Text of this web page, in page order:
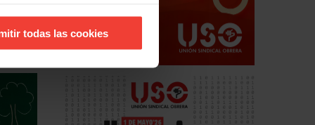
todas las cookies